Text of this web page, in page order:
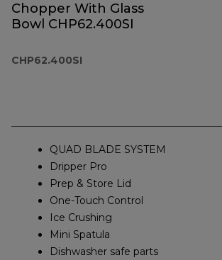
Chopper With Glass
Bowl CHP62.400SI
CHP62.400SI
QUAD BLADE SYSTEM
Dripper Pro
Prep & Store Lid
One-Touch Control
Ice Crushing
Mini Spatula
Dishwasher safe parts